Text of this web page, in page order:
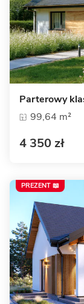
Parterowy
99,64 m²
4 350 zł
PREZENT 📖